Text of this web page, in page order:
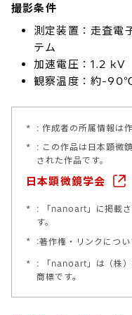
撮影条件
測定装置：走査電
テム
加速電圧：1.2 kV
観察温度：約-
*
: 作成者の所属情報は
*
: この作品は日本顕微
された作品です。
日本顕微鏡学会
*
: 「nanoart」に掲載
す。
*
:著作権・リンクについ
*
: 「nanoart」は（株
商標です。